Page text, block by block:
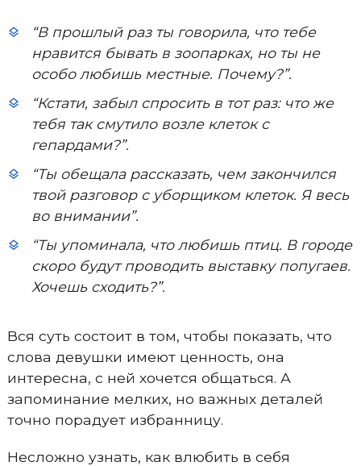
“В прошлый раз ты говорила, что тебе
нравится бывать в зоопарках, но ты не
особо любишь местные. Почему?”.
“Кстати, забыл спросить в тот раз: что же
тебя так смутило возле клеток с
гепардами?”.
“Ты обещала рассказать, чем закончился
твой разговор с уборщиком клеток. Я весь
во внимании”.
“Ты упоминала, что любишь птиц. В городе
скоро будут проводить выставку попугаев.
Хочешь сходить?”.
Вся суть состоит в том, чтобы показать, что
слова девушки имеют ценность, она
интересна, с ней хочется общаться. А
запоминание мелких, но важных деталей
точно порадует избранницу.
Несложно узнать, как влюбить в себя